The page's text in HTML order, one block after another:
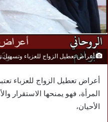
أعراض تعطيل الزواج للعزباء وتسهيل
أعراض تعطيل الزواج للعزباء
المرأة، فهو يمنحها الاستقرار
الأحيان،